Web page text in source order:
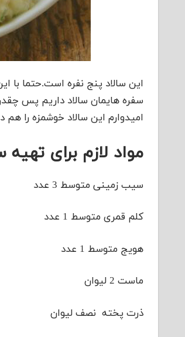
این سالاد پنج نفره است.حتما
سفره هایمان سالاد داریم پس
امیدوارم این سالاد خوشمزه را
مواد لازم برای
سیب زمینی متوسط 3 عدد
کلم قمری متوسط 1 عدد
هویج متوسط 1 عدد
ماست 2 لیوان
ذرت پخته نصف لیوان